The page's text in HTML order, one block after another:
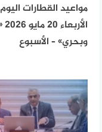
مواعيد القطارات اليوم
وبحري» – الأسبوع